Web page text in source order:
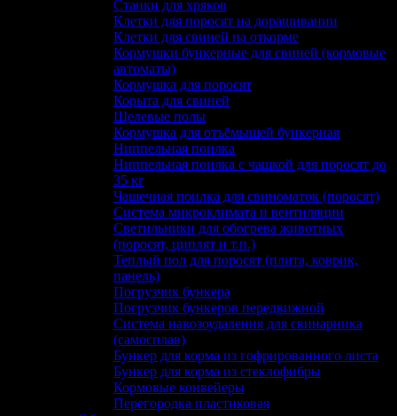
Станки для хряков
Клетки для поросят на доращивании
Клетки для свиней на откорме
Кормушки бункерные для свиней (кормовые
автоматы)
Кормушка для поросят
Корыта для свиней
Щелевые полы
Кормушка для отъёмышей бункерная
Ниппельная поилка
Ниппельная поилка с чашкой для поросят до
35 кг
Чашечная поилка для свиноматок (поросят)
Система микроклимата и вентиляции
Светильники для обогрева животных
(поросят, циплят и т.п.)
Теплый пол для поросят (плита, коврик,
панель)
Погрузчик бункера
Погрузчик бункеров передвижной
Система навозоудаления для свинарника
(самосплав)
Бункер для корма из гофрированного листа
Бункер для корма из стеклофибры
Кормовые конвейеры
Перегородка пластиковая